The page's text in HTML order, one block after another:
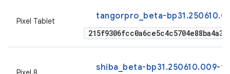
Pixel Tablet tangorpro_beta-
shiba_beta-bp31.250610.009-